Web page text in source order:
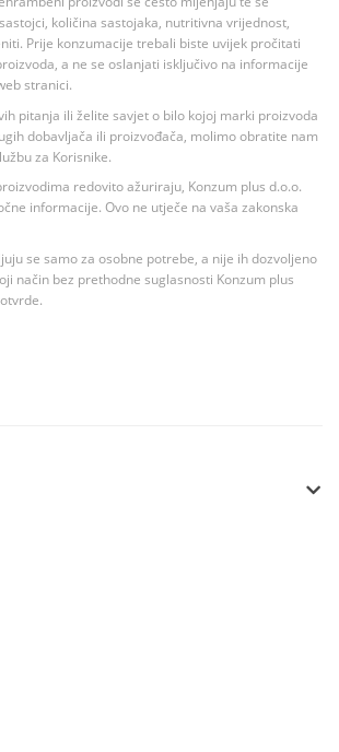
količina sastojaka, nutritivna vrijednost,
Prije konzumacije trebali biste uvijek pročitati
a ne se oslanjati isključivo na informacije
stranici.
pitanja ili želite savjet o bilo kojoj marki proizvoda
dobavljača ili proizvođača, molimo obratite nam
za Korisnike.
redovito ažuriraju, Konzum plus d.o.o.
informacije. Ovo ne utječe na vaša zakonska
se samo za osobne potrebe, a nije ih dozvoljeno
način bez prethodne suglasnosti Konzum plus